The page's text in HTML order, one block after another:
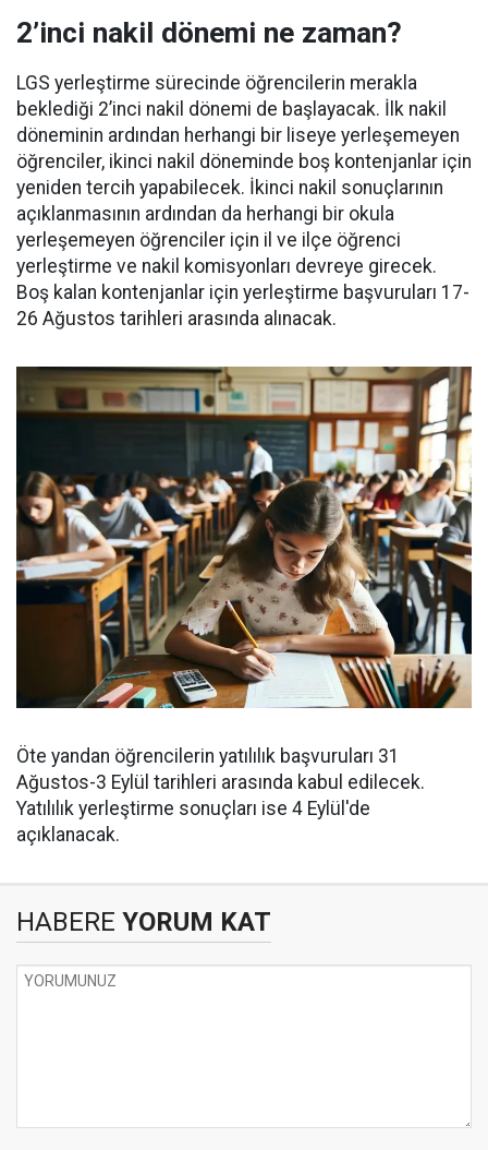
2’inci nakil dönemi ne zaman?
LGS yerleştirme sürecinde öğrencilerin merakla
beklediği 2’inci nakil dönemi de başlayacak. İlk nakil
döneminin ardından herhangi bir liseye yerleşemeyen
öğrenciler, ikinci nakil döneminde boş kontenjanlar için
yeniden tercih yapabilecek. İkinci nakil sonuçlarının
açıklanmasının ardından da herhangi bir okula
yerleşemeyen öğrenciler için il ve ilçe öğrenci
yerleştirme ve nakil komisyonları devreye girecek.
Boş kalan kontenjanlar için yerleştirme başvuruları 17-
26 Ağustos tarihleri arasında alınacak.
Öte yandan öğrencilerin yatılılık başvuruları 31
Ağustos-3 Eylül tarihleri arasında kabul edilecek.
Yatılılık yerleştirme sonuçları ise 4 Eylül'de
açıklanacak.
HABERE YORUM KAT